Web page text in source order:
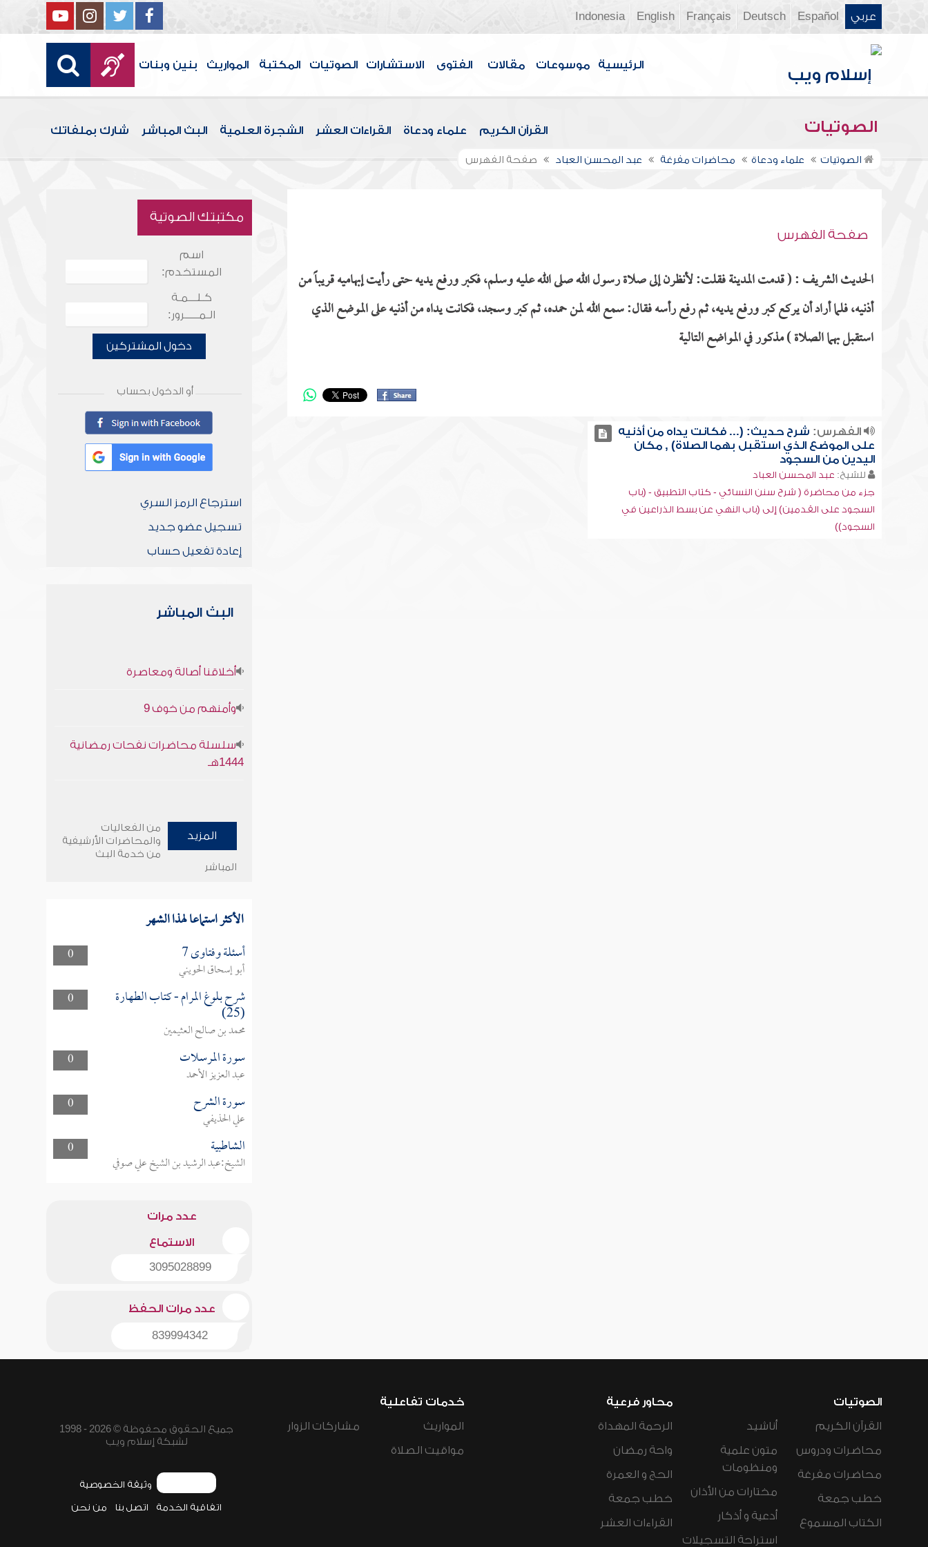
عربي Español
Deutsch
Français
English
Indonesia
الرئيسية موسوعات مقالات الفتوى الاستشارات الصوتيات المكتبة المواريث بنين وبنات
الصوتيات القرآن الكريم علماء ودعاة القراءات العشر الشجرة العلمية البث المباشر شارك بملفاتك
الصوتيات علماء ودعاة محاضرات مفرغة عبد المحسن العباد صفحة الفهرس
صفحة الفهرس
الحديث الشريف : ( قدمت المدينة فقلت: لأنظرن إلى صلاة رسول الله صلى الله عليه وسلم، فكبر ورفع يديه حتى رأيت إبهاميه قريباً من
أذنيه، فلما أراد أن يركع كبر ورفع يديه، ثم رفع رأسه فقال: سمع الله لمن حمده، ثم كبر وسجد، فكانت يداه من أذنيه على الموضع الذي
استقبل بهما الصلاة ) مذكور في المواضع التالية
الفهرس: شرح حديث: (... فكانت يداه من أذنيه
على الموضع الذي استقبل بهما الصلاة) , مكان
اليدين من السجود
للشيخ: عبد المحسن العباد
جزء من محاضرة ( شرح سنن النسائي - كتاب التطبيق - (باب
السجود على القدمين) إلى (باب النهي عن بسط الذراعين في
السجود))
مكتبتك الصوتية
اسم
المستخدم:
كـلـــمـة
الـمـــــرور:
دخول المشتركين
أو الدخول بحساب
استرجاع الرمز السري
تسجيل عضو جديد
إعادة تفعيل حساب
البث المباشر
أخلاقنا أصالة ومعاصرة
وأمنهم من خوف 9
سلسلة محاضرات نفحات رمضانية
1444هـ
المزيد
من الفعاليات
والمحاضرات الأرشيفية
من خدمة البث
المباشر
الأكثر استماعا لهذا الشهر
0 أسئلة وفتاوى 7
أبو إسحاق الحويني
0
شرح بلوغ المرام - كتاب الطهارة
(25)
محمد بن صالح العثيمين
0
سورة المرسلات
عبد العزيز الأحمد
0
سورة الشرح
علي الحذيفي
0
الشاطبية
الشيخ:عبد الرشيد بن الشيخ علي صوفي
عدد مرات
الاستماع
3095028899
عدد مرات الحفظ
839994342
الصوتيات
القرآن الكريم
محاضرات ودروس
محاضرات مفرغة
خطب جمعة
الكتاب المسموع
أناشيد
متون علمية
ومنظومات
مختارات من الأذان
أدعية و أذكار
استراحة التسجيلات
محاور فرعية
الرحمة المهداة
واحة رمضان
الحج و العمرة
خطب جمعة
القراءات العشر
خدمات تفاعلية
المواريث
مواقيت الصلاة
مشاركات الزوار
جميع الحقوق محفوظة © 2026 - 1998
لشبكة إسلام ويب
وثيقة الخصوصية
اتفاقية الخدمة اتصل بنا من نحن